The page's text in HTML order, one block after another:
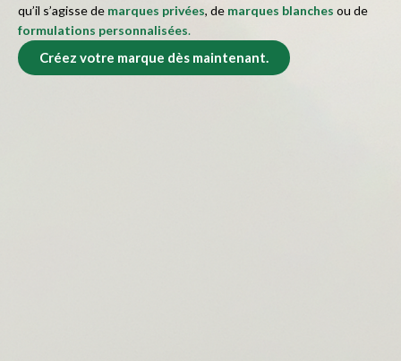
qu’il s’agisse de marques privées, de marques blanches ou de
formulations personnalisées.
Créez votre marque dès maintenant.